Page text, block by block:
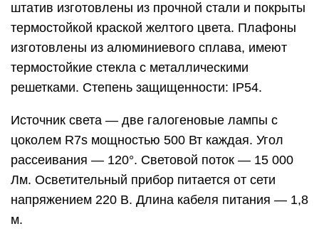
штатив изготовлены из прочной стали и покрыты
термостойкой краской желтого цвета. Плафоны
изготовлены из алюминиевого сплава, имеют
термостойкие стекла с металлическими
решетками. Степень защищенности: IP54.
Источник света — две галогеновые лампы с
цоколем R7s мощностью 500 Вт каждая. Угол
рассеивания — 120°. Световой поток — 15 000
Лм. Осветительный прибор питается от сети
напряжением 220 В. Длина кабеля питания — 1,8
м.